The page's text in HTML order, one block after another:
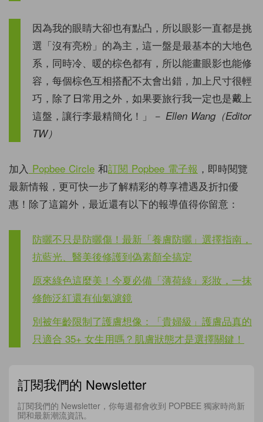
因為我的眼睛大卻也有點凸，所以眼影一直都是挑
選「沒有亮粉」的為主，這一盤是最基本的大地色
系，同時冷、暖的棕色都有，所以能畫眼影也能修
容，每個棕色互相搭配不太會出錯，加上尺寸很輕
巧，除了日常用之外，如果要旅行我一定也是戴上
這盤，讓行李最精簡化！」
－ Ellen Wang（Editor
TW）
加入 Popbee Circle 和訂閱 Popbee 電子報 ，即時閱覽
最新情報，更可快一步了解精彩的尊享禮遇及折扣優
惠！除了這篇外，最近還有以下的報導值得你留意：
防曬不只是防曬傷！最新「養膚防曬」選擇指南，
抗藍光、醫美後修護到偽素顏全搞定
原來綠色這麼美！今夏必備「薄荷綠」彩妝，一抹
修飾泛紅還有仙氣濾鏡
別被年齡限制了護膚想像：「貴婦級」護膚品真的
只適合 35+ 女生用嗎？肌膚狀態才是選擇關鍵！
訂閱我們的 Newsletter
訂閱我們的 Newsletter，你每週都會收到 POPBEE 獨家時尚新
聞和最新潮流資訊。